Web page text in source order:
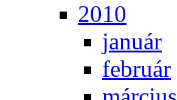
2010
ja­nu­ár
feb­ru­ár